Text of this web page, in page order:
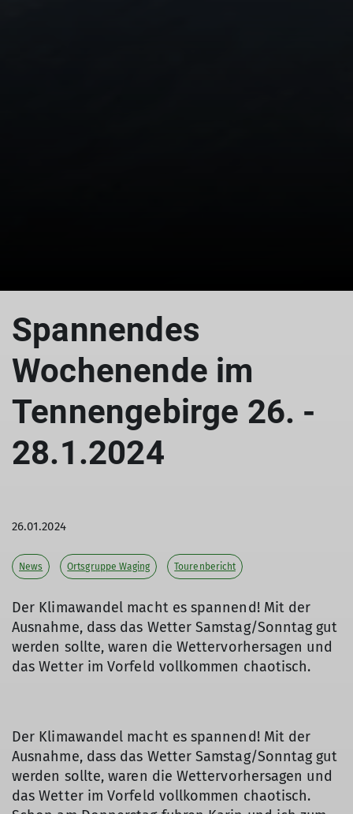
Spannendes
Wochenende im
Tennengebirge 26. -
28.1.2024
26.01.2024
News Ortsgruppe Waging Tourenbericht
Der Klimawandel macht es spannend! Mit der
Ausnahme, dass das Wetter Samstag/Sonntag gut
werden sollte, waren die Wettervorhersagen und
das Wetter im Vorfeld vollkommen chaotisch.
Der Klimawandel macht es spannend! Mit der
Ausnahme, dass das Wetter Samstag/Sonntag gut
werden sollte, waren die Wettervorhersagen und
das Wetter im Vorfeld vollkommen chaotisch.